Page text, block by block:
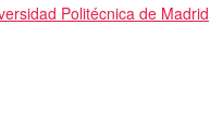
Politécnica de Madrid